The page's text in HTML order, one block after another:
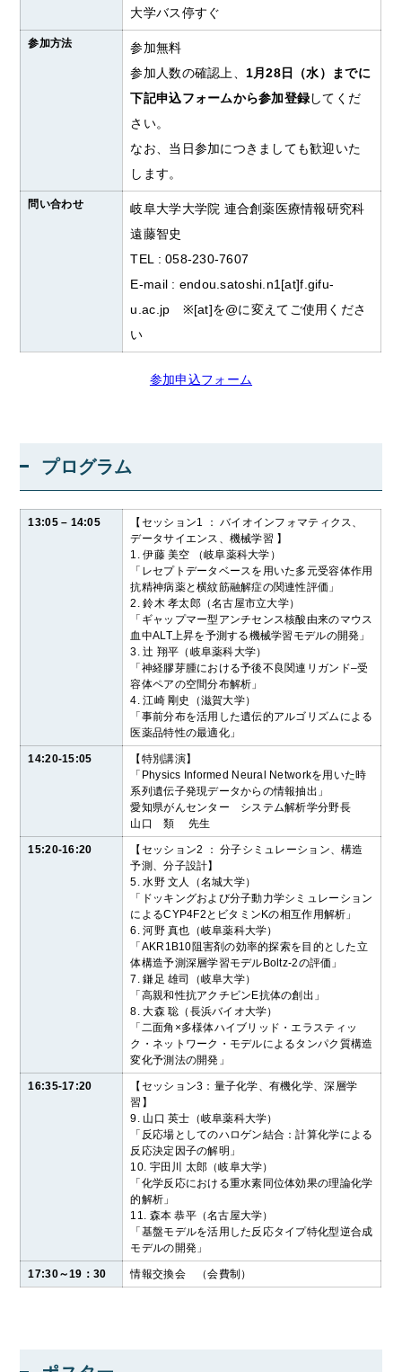
大学バス停すぐ
参加方法
参加無料
参加人数の確認上、 1月28日（水）までに
下記申込フォームから参加登録してくだ
さい。
なお、当日参加につきましても歓迎いた
します。
問い合わせ
岐阜大学大学院 連合創薬医療情報研究科
遠藤智史
TEL : 058-230-7607
E-mail : endou.satoshi.n1[at]f.gifu-
u.ac.jp ※[at]を@に変えてご使用くださ
い
参加申込フォーム
プログラム
13:05 – 14:05
【セッション1 ： バイオインフォマティクス、
データサイエンス、機械学習 】
1. 伊藤 美空 （岐阜薬科大学）
「レセプトデータベースを用いた多元受容体作用
抗精神病薬と横紋筋融解症の関連性評価」
2. 鈴木 孝太郎（名古屋市立大学）
「ギャップマー型アンチセンス核酸由来のマウス
血中ALT上昇を予測する機械学習モデルの開発」
3. 辻 翔平（岐阜薬科大学）
「神経膠芽腫における予後不良関連リガンド–受
容体ペアの空間分布解析」
4. 江崎 剛史（滋賀大学）
「事前分布を活用した遺伝的アルゴリズムによる
医薬品特性の最適化」
14:20-15:05
【特別講演】
「Physics Informed Neural Networkを用いた時
系列遺伝子発現データからの情報抽出 」
愛知県がんセンター システム解析学分野長
山口 類 先生
15:20-16:20
【セッション2 ： 分子シミュレーション、構造
予測、分子設計】
5. 水野 文人（名城大学）
「ドッキングおよび分子動力学シミュレーション
によるCYP4F2とビタミンKの相互作用解析」
6. 河野 真也（岐阜薬科大学）
「AKR1B10阻害剤の効率的探索を目的とした立
体構造予測深層学習モデルBoltz-2の評価」
7. 鎌足 雄司（岐阜大学）
「高親和性抗アクチビンE抗体の創出」
8. 大森 聡（長浜バイオ大学）
「二面角×多様体ハイブリッド・エラスティッ
ク・ネットワーク・モデルによるタンパク質構造
変化予測法の開発」
16:35-17:20
【セッション3：量子化学、有機化学、深層学
習】
9. 山口 英士（岐阜薬科大学）
「反応場としてのハロゲン結合：計算化学による
反応決定因子の解明」
10. 宇田川 太郎（岐阜大学）
「化学反応における重水素同位体効果の理論化学
的解析」
11. 森本 恭平（名古屋大学）
「基盤モデルを活用した反応タイプ特化型逆合成
モデルの開発」
17:30～19：30 情報交換会 （会費制）